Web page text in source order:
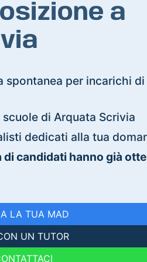
a
spontanea per incarichi di
di Arquata Scrivia
dedicati alla tua
candidati hanno già
LA TUA MAD
UN TUTOR